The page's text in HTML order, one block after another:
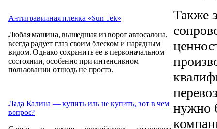
Антигравийная пленка «Sun Tek»
Любая машина, вышедшая из ворот автосалона,
всегда радует глаз своим блеском и нарядным
видом. Однако сохранить ее в первоначальном
состоянии, особенно при интенсивном
пользовании отнюдь не просто.
Лада Калина — купить иль не купить, вот в чем
вопрос?
Также
нужно